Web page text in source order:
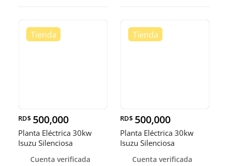
RD$ 500,000
Planta Eléctrica 30kw
Isuzu Silenciosa
Cuenta verificada
RD$ 500,000
Planta Eléctrica 30kw
Isuzu Silenciosa
Cuenta verificada